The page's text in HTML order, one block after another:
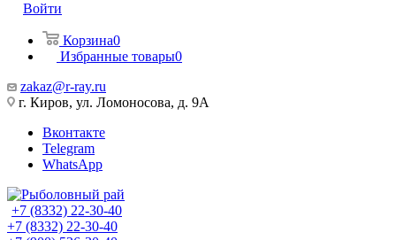
Войти
Корзина0
Избранные товары0
zakaz@r-ray.ru
г. Киров, ул. Ломоносова, д. 9А
Вконтакте
Telegram
WhatsApp
+7 (8332) 22-30-40
+7 (8332) 22-30-40